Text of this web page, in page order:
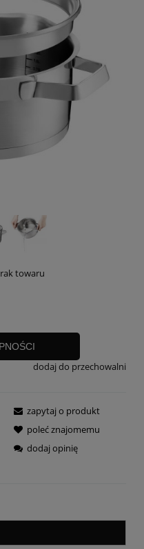
towaru
dodaj do przechowalni
zapytaj o produkt
poleć znajomemu
dodaj opinię